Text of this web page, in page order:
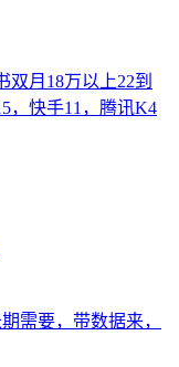
双月18万以上22到
，快手11，腾讯K4
需要，带数据来，